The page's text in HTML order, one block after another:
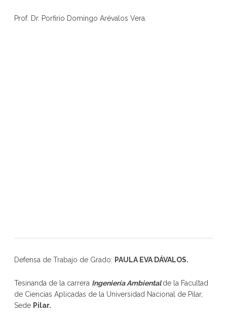
Prof. Dr. Porfirio Domingo Arévalos Vera.
Defensa de Trabajo de Grado: PAULA EVA DÁVALOS.
Tesinanda de la carrera Ingeniería Ambientalde la Facultad
de Ciencias Aplicadas de la Universidad Nacional de Pilar,
Sede Pilar.